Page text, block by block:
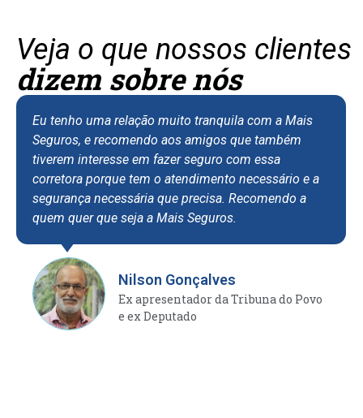
Veja o que nossos clientes
dizem sobre nós
Eu tenho uma relação muito tranquila com a Mais
Seguros, e recomendo aos amigos que também
tiverem interesse em fazer seguro com essa
corretora porque tem o atendimento necessário e a
segurança necessária que precisa. Recomendo a
quem quer que seja a Mais Seguros.
Nilson Gonçalves
Ex apresentador da Tribuna do Povo
e ex Deputado